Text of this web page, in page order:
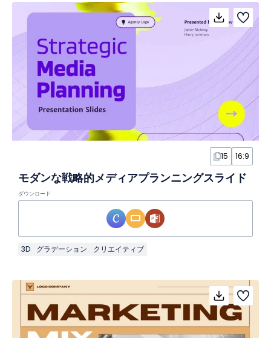
15 16:9
モダンな戦略的メディアプランニングスライド
ダウンロード
3D グラデーション クリエイティブ